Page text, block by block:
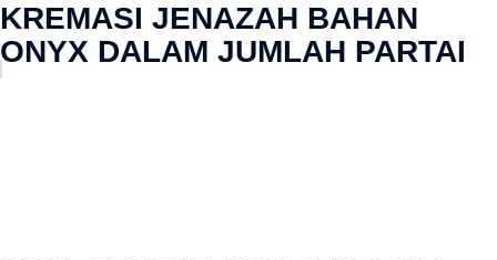
KREMASI JENAZAH BAHAN
ONYX DALAM JUMLAH PARTAI